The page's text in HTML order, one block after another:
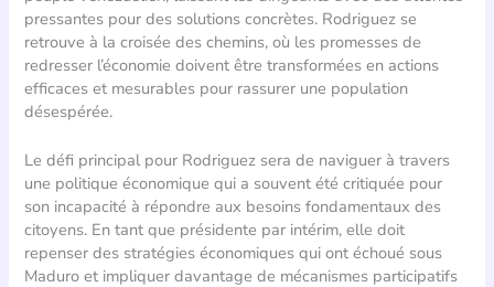
pressantes pour des solutions concrètes. Rodriguez se
retrouve à la croisée des chemins, où les promesses de
redresser l’économie doivent être transformées en actions
efficaces et mesurables pour rassurer une population
désespérée.
Le défi principal pour Rodriguez sera de naviguer à travers
une politique économique qui a souvent été critiquée pour
son incapacité à répondre aux besoins fondamentaux des
citoyens. En tant que présidente par intérim, elle doit
repenser des stratégies économiques qui ont échoué sous
Maduro et impliquer davantage de mécanismes participatifs